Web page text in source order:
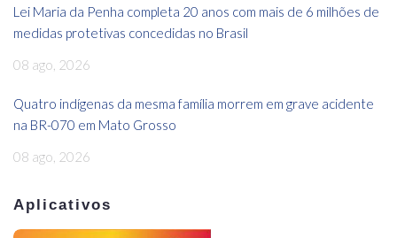
Lei Maria da Penha completa 20 anos com mais de 6 milhões de
medidas protetivas concedidas no Brasil
08 ago, 2026
Quatro indígenas da mesma família morrem em grave acidente
na BR-070 em Mato Grosso
08 ago, 2026
Aplicativos